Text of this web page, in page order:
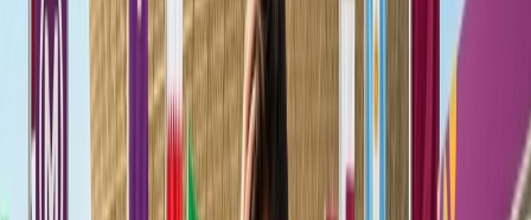
TAP Miles&Go Navigator : el monto que requiere pagar logar el
nivel es 125,000
Los beneficios de programación de lealtad de TAP
Portugal
TAP Miles&Go Silver:
Consigue 25% extra millas y extra plus